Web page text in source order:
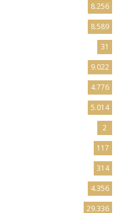
8.256
8.589
31
9.022
4.776
5.014
2
117
314
4.356
29.336